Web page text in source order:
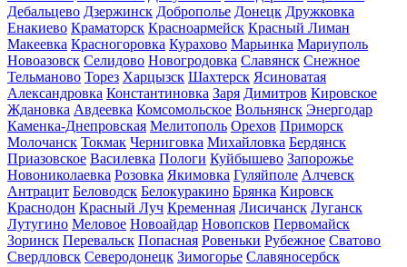
Дебальцево Дзержинск Доброполье Донецк Дружковка
Енакиево Краматорск Красноармейск Красный Лиман
Макеевка Красногоровка Курахово Марьинка Мариуполь
Новоазовск Селидово Новогродовка Славянск Снежное
Тельманово Торез Харцызск Шахтерск Ясиноватая
Александровка Константиновка Заря Димитров Кировское
Ждановка Авдеевка Комсомольское Вольнянск Энергодар
Каменка-Днепровская Мелитополь Орехов Приморск
Молочанск Токмак Черниговка Михайловка Бердянск
Приазовское Василевка Пологи Куйбышево Запорожье
Новониколаевка Розовка Якимовка Гуляйполе Алчевск
Антрацит Беловодск Белокуракино Брянка Кировск
Краснодон Красный Луч Кременная Лисичанск Луганск
Лутугино Меловое Новоайдар Новопсков Первомайск
Зоринск Перевальск Попасная Ровеньки Рубежное Сватово
Свердловск Северодонецк Зимогорье Славяносербск